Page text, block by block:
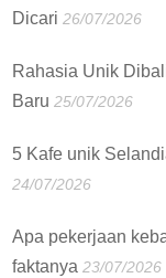
Dicari 26/07/2026
Rahasia Unik
Baru 25/07/2026
5 Kafe unik
24/07/2026
Apa pekerjaan
faktanya 23/07/2026